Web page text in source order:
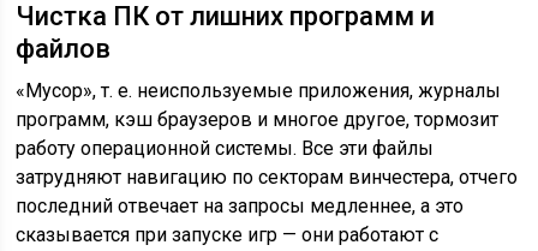
Чистка ПК от лишних программ и
файлов
«Мусор», т. е. неиспользуемые приложения, журналы
программ, кэш браузеров и многое другое, тормозит
работу операционной системы. Все эти файлы
затрудняют навигацию по секторам винчестера, отчего
последний отвечает на запросы медленнее, а это
сказывается при запуске игр — они работают с